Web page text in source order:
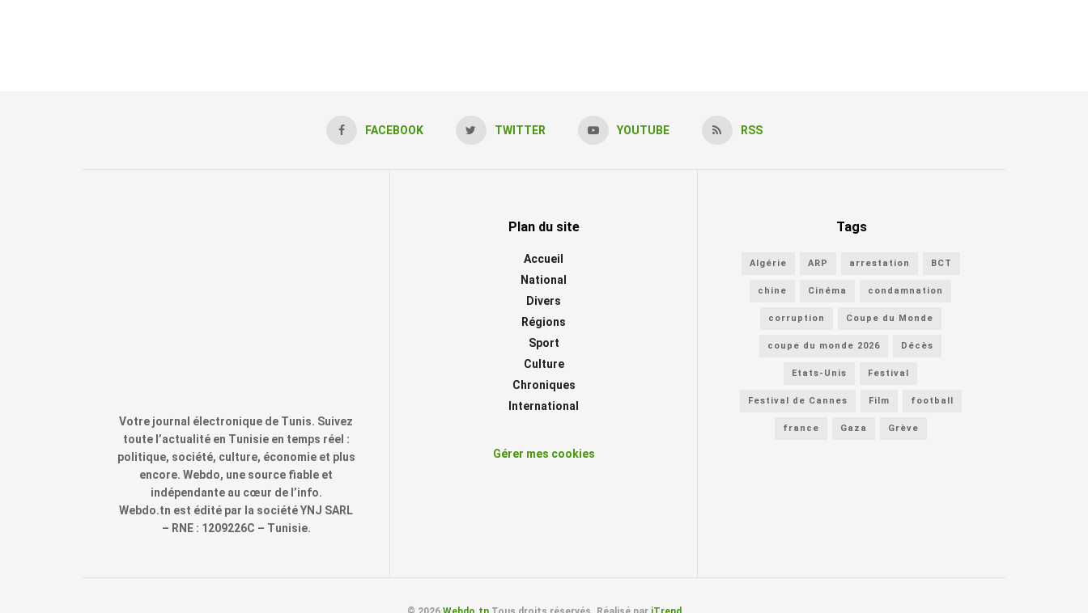
FACEBOOK TWITTER YOUTUBE RSS
Votre journal électronique de Tunis. Suivez
toute l’actualité en Tunisie en temps réel :
politique, société, culture, économie et plus
encore. Webdo, une source fiable et
indépendante au cœur de l’info.
Webdo.tn est édité par la société YNJ SARL
– RNE : 1209226C – Tunisie.
Plan du site
Accueil
National
Divers
Régions
Sport
Culture
Chroniques
International
Gérer mes cookies
Tags
Algérie ARP arrestation BCT
chine Cinéma condamnation
corruption Coupe du Monde
coupe du monde 2026 Décès
Etats-Unis Festival
Festival de Cannes Film football
france Gaza Grève